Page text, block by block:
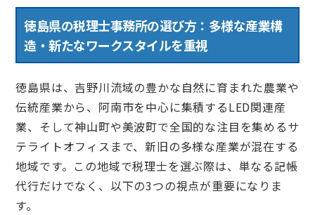
徳島県の税理士事務所の選び方：多様な産業構
造・新たなワークスタイルを重視
徳島県は、吉野川流域の豊かな自然に育まれた農業や
伝統産業から、阿南市を中心に集積するLED関連産
業、そして神山町や美波町で全国的な注目を集めるサ
テライトオフィスまで、新旧の多様な産業が混在する
地域です。この地域で税理士を選ぶ際は、単なる記帳
代行だけでなく、以下の3つの視点が重要になりま
す。